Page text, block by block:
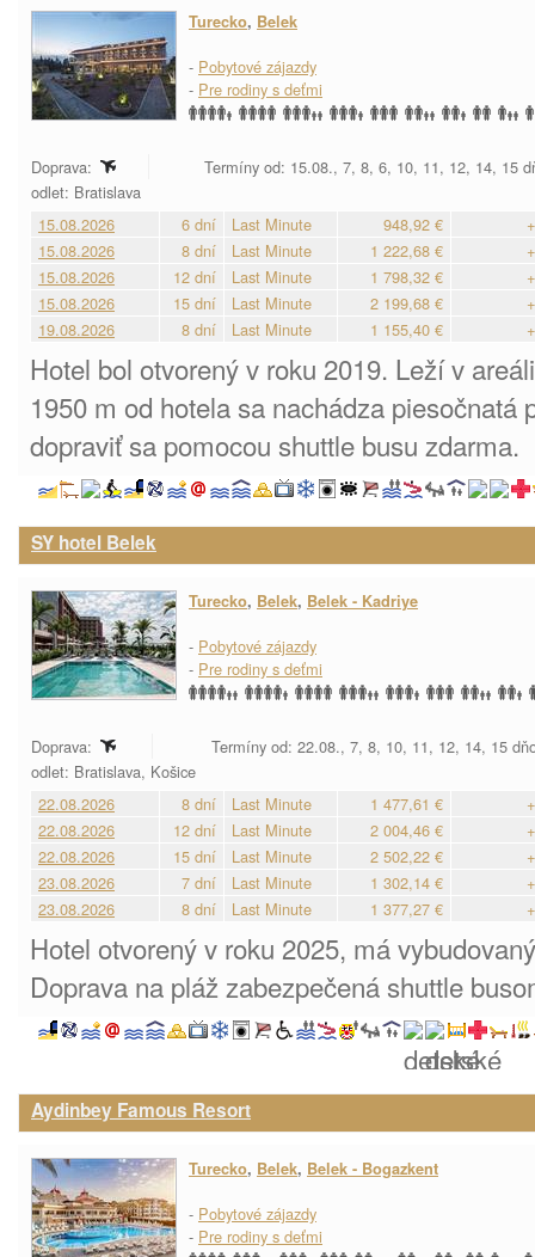
Turecko, Belek
- Pobytové zájazdy
- Pre rodiny s deťmi
Doprava:
Termíny od: 15.08., 7, 8, 6, 10, 11, 12, 14, 15
odlet: Bratislava
15.08.2026
6 dní Last Minute 948,92 €
15.08.2026
8 dní Last Minute 1 222,68 €
15.08.2026
12 dní Last Minute 1 798,32 €
15.08.2026
15 dní Last Minute 2 199,68 €
19.08.2026
8 dní Last Minute 1 155,40 €
Hotel bol otvorený v roku 2019. Leží v
1950 m od hotela sa nachádza piesočnatá
dopraviť sa pomocou shuttle busu zdarma.
SY hotel Belek
Turecko, Belek, Belek - Kadriye
- Pobytové zájazdy
- Pre rodiny s deťmi
Doprava:
Termíny od: 22.08., 7, 8, 10, 11, 12, 14, 15
odlet: Bratislava, Košice
22.08.2026
8 dní Last Minute 1 477,61 €
22.08.2026
12 dní Last Minute 2 004,46 €
22.08.2026
15 dní Last Minute 2 502,22 €
23.08.2026
7 dní Last Minute 1 302,14 €
23.08.2026
8 dní Last Minute 1 377,27 €
Hotel otvorený v roku 2025, má
Doprava na pláž zabezpečená shuttle
Aydinbey Famous Resort
Turecko, Belek, Belek - Bogazkent
- Pobytové zájazdy
- Pre rodiny s deťmi